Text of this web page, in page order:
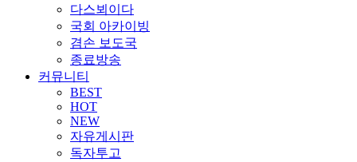
다스뵈이다
국회 아카이빙
겸손 보도국
종료방송
커뮤니티
BEST
HOT
NEW
자유게시판
독자투고